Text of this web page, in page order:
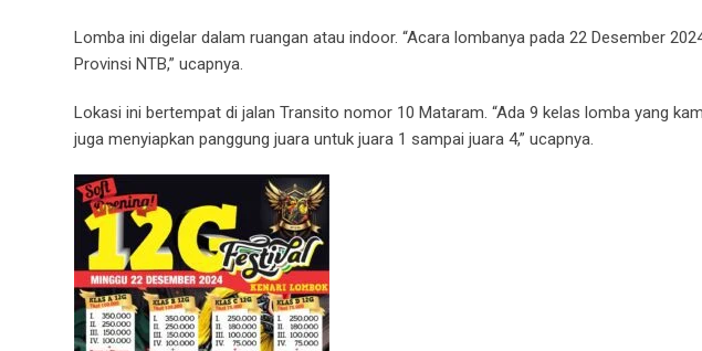
Lomba ini digelar dalam ruangan atau indoor. “Acara lombanya pada 22 Desember
Provinsi NTB,” ucapnya.
Lokasi ini bertempat di jalan Transito nomor 10 Mataram. “Ada 9 kelas lomba yang
juga menyiapkan panggung juara untuk juara 1 sampai juara 4,” ucapnya.